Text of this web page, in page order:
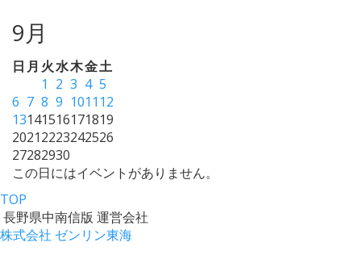
9月
日 月 火水木金土
1 2 3 4 5
6 7 8 9 1011 12
13141516171819
20212223242526
27282930
この日にはイベントがありません。
TOP
長野県中南信版 運営会社
株式会社 ゼンリン東海